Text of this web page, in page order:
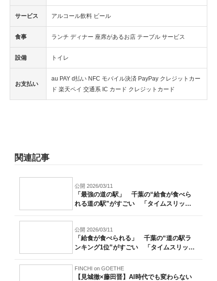
サービス アルコール飲料 ビール
食事 ランチ ディナー 座席があるお店 テーブル サービス
設備 トイレ
お支払い
au PAY d払い NFC モバイル決済 PayPay クレジットカー
ド 楽天ペイ 交通系 IC カード クレジットカード
関連記事
公開 2026/03/11
「最強の道の駅」 千葉の“給食が食べら
れる道の駅”がすごい 「タイムスリップ
公開 2026/03/11
「給食が食べられる」 千葉の“道の駅ラ
ンキング1位”がすごい 「タイムスリップ
FINCHI on GOETHE
【見城徹×藤田晋】AI時代でも変わらない